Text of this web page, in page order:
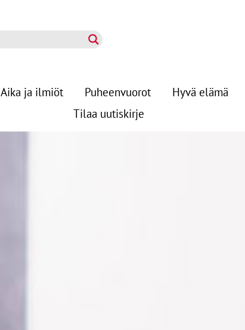
Aika ja ilmiöt Puheenvuorot Hyvä elämä
Tilaa uutiskirje